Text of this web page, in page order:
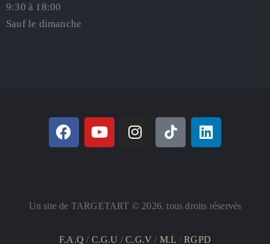
9:30 à 18:00
Sauf le dimanche
Un site de TARGETART © 2026. tous droits réservés
F.A.Q / C.G.U /C.G.V/ M.L /RGPD